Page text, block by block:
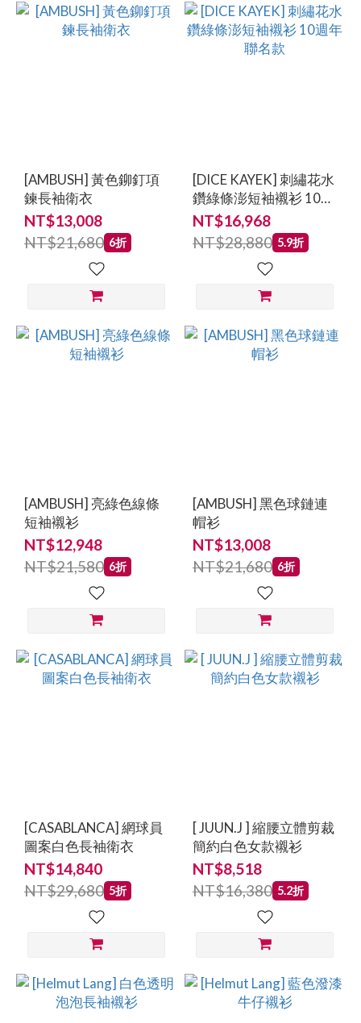
[AMBUSH] 黃色鉚釘項
鍊長袖衛衣
NT$13,008
NT$21,680 6折
[DICE KAYEK] 刺繡花水
鑽綠條澎短袖襯衫 10週
年聯名款
NT$16,968
NT$28,880 5.9折
[AMBUSH] 亮綠色線條
短袖襯衫
NT$12,948
NT$21,580 6折
[AMBUSH] 黑色球鏈連
帽衫
NT$13,008
NT$21,680 6折
[CASABLANCA] 網球員
圖案白色長袖衛衣
NT$14,840
NT$29,680 5折
[ JUUN.J ] 縮腰立體剪裁
簡約白色女款襯衫
NT$8,518
NT$16,380 5.2折